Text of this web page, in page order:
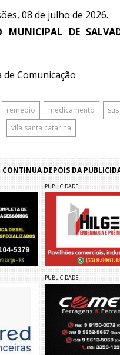
08 de julho de 2026.
MUNICIPAL DE
de Comunicação
remédio medicamento
sus
vila santa catarina
DEPOIS DA
PUBLICIDADE
PUBLICIDADE